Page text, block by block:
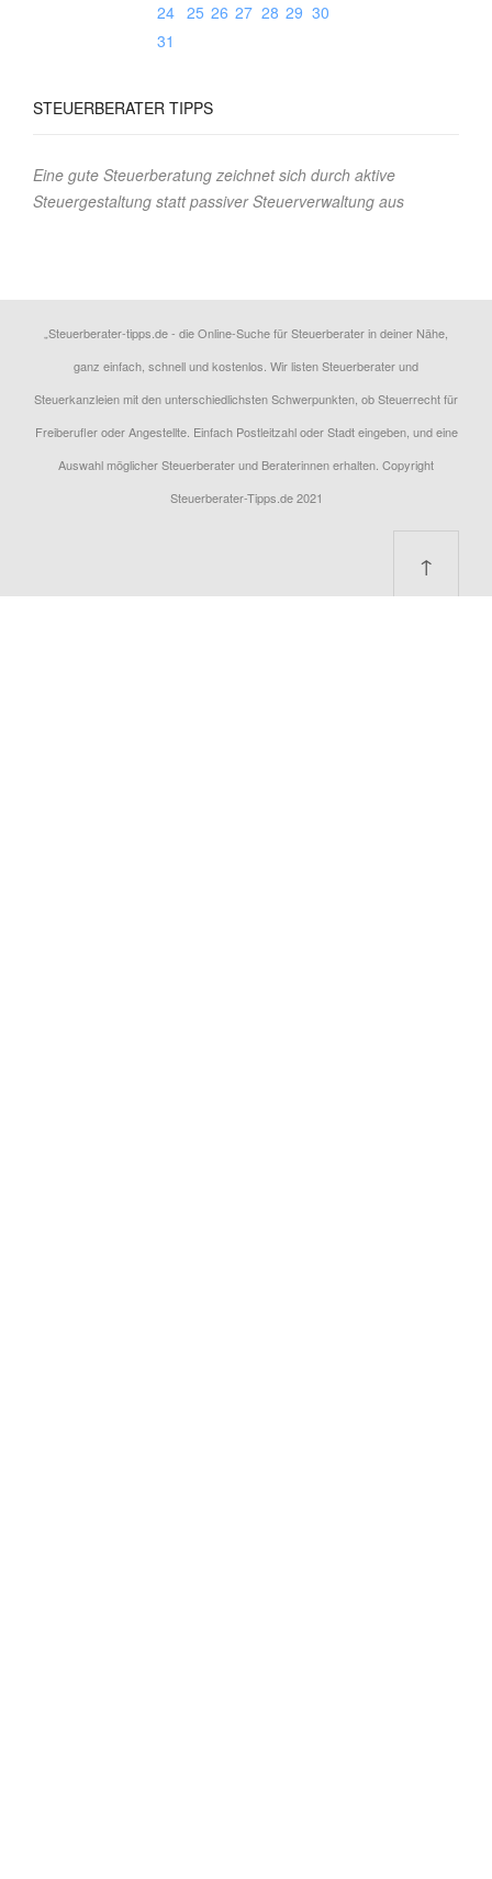
24 25 26 27 28 29 30
31
STEUERBERATER TIPPS
Eine gute Steuerberatung zeichnet sich durch aktive
Steuergestaltung statt passiver Steuerverwaltung aus
„Steuerberater-tipps.de - die Online-Suche für Steuerberater in deiner Nähe,
ganz einfach, schnell und kostenlos. Wir listen Steuerberater und
Steuerkanzleien mit den unterschiedlichsten Schwerpunkten, ob Steuerrecht für
Freiberufler oder Angestellte. Einfach Postleitzahl oder Stadt eingeben, und eine
Auswahl möglicher Steuerberater und Beraterinnen erhalten. Copyright
Steuerberater-Tipps.de 2021
↑